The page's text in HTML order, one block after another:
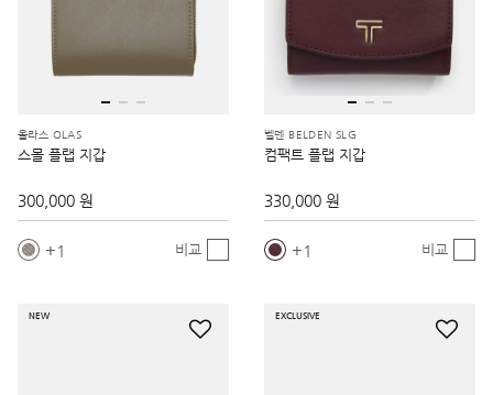
올라스 OLAS
스몰 플랩 지갑
300,000 원
1 비교
벨덴 BELDEN SLG
컴팩트 플랩 지갑
330,000 원
1 비교
NEW EXCLUSIVE